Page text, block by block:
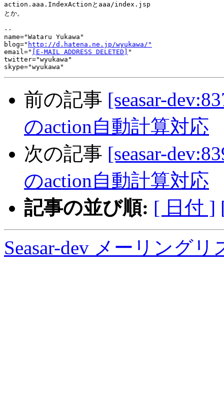
action.aaa.IndexActionとaaa/index.jsp
とか。
--
name="Wataru Yukawa"
blog=" http://d.hatena.ne.jp/wyukawa/"
email="
[E-MAIL ADDRESS DELETED]
"
twitter="wyukawa"
前の記事 [seasar-
のaction自動計算対応
次の記事 [seasar-
のaction自動計算対応
記事の並び順: [ 日付 ]
Seasar-dev メーリング